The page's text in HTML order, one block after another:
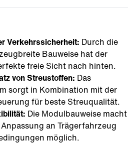
Verkehrssicherheit: Durch die
Bauweise hat der
freie Sicht nach hinten.
von Streustoffen: Das
sorgt in Kombination mit der
für beste Streuqualität.
Die Modulbauweise macht
an Trägerfahrzeug
möglich.